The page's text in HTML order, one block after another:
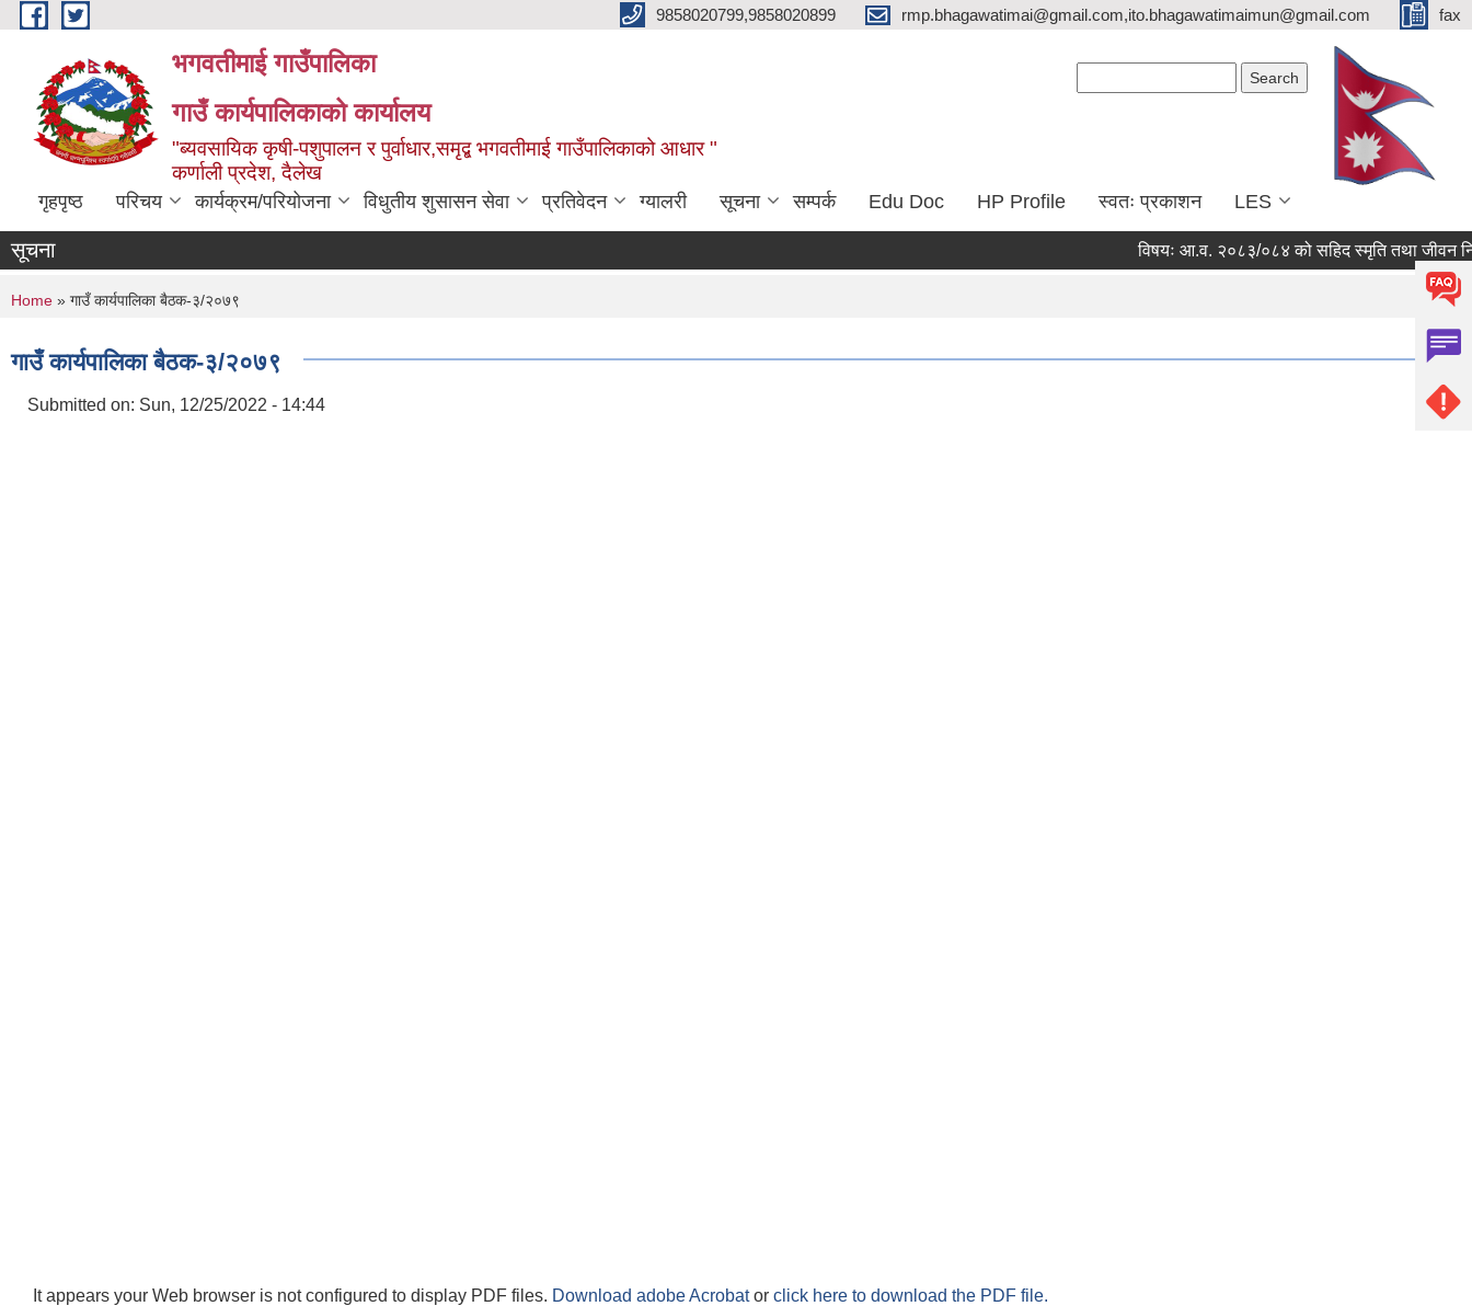
Skip to main content 9858020799,9858020899 rmp.bhagawatimai@gmail.com,ito.bhagawatimaimun@gmail.com fax
भगवतीमाई गाउँपालिका
गाउँ कार्यपालिकाको कार्यालय
"ब्यवसायिक कृषी-पशुपालन र पुर्वाधार,समृद्ब भगवतीमाई गाउँपालिकाको आधार "
कर्णाली प्रदेश, दैलेख
गृहपृष्ठ परिचय कार्यक्रम/परियोजना विधुतीय शुसासन सेवा प्रतिवेदन ग्यालरी सूचना सम्पर्क Edu Doc HP Profile स्वतः प्रकाशन LES
सूचना विषयः आ.व. २०८३/०८४ को सहिद स्मृति तथा जीवन
You are here
Home » गाउँ कार्यपालिका बैठक-३/२०७९
गाउँ कार्यपालिका बैठक-३/२०७९
Submitted on: Sun, 12/25/2022 - 14:44
It appears your Web browser is not configured to display PDF files. Download adobe Acrobator click here to download the PDF file.